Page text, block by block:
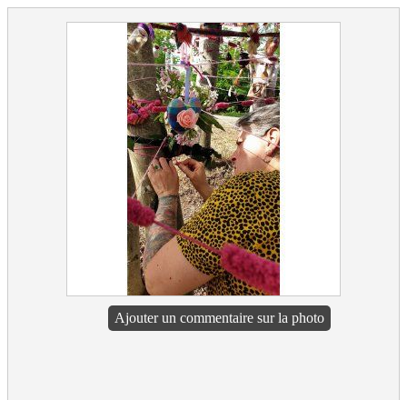
Ajouter un commentaire sur la photo